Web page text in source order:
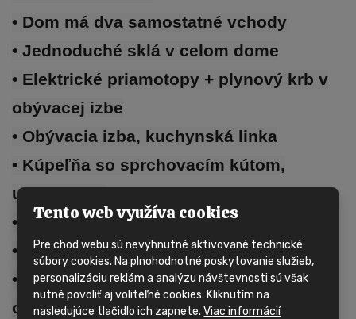
• Dom má dva samostatné vchody
• Jednoduché sklá v celom dome
• Elektrické priamotopy + plynový krb v
obývacej izbe
• Obývacia izba, kuchynská linka
• Kúpeľňa so sprchovacím kútom,
umývadlom
• Samostatné WC
• 2x izba, celkom 2 lôžka
•
Mobilný dommá plynový prietokový
ohrievač
Tento web využíva cookies
Pre chod webu sú nevyhnutné aktivované technické
súbory cookies. Na plnohodnotné poskytovanie služieb,
personalizáciu reklám a analýzu návštevnosti sú však
nutné povoliť aj voliteľné cookies. Kliknutím na
nasledujúce tlačidlo ich zapnete.Viac informácií